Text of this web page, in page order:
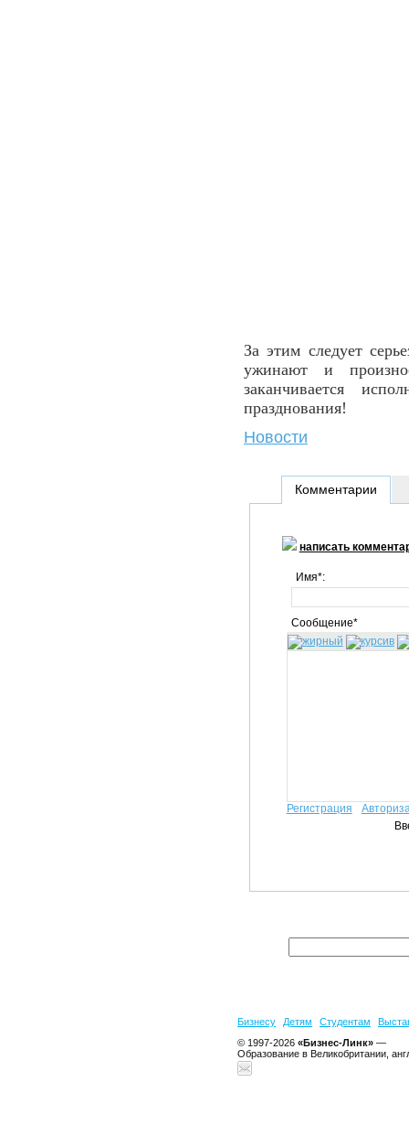
За этим следует
ужинают и
заканчивается
празднования!
Новости
Комментарии
написать
Имя*:
Сообщение*
Регистрация
Бизнесу Детям Студентам
© 1997-2026 «Бизнес-Линк» —
Образование в Великобритании,